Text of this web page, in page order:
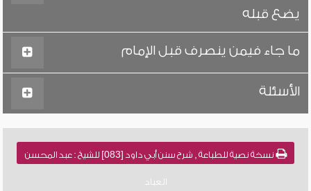
يضع قبله
ما جاء فيمن ينصرف قبل الإمام
الأسئلة
نسخة نصية للطباعة , شرح سنن أبي داود [083] للشيخ : عبد المحسن
العباد